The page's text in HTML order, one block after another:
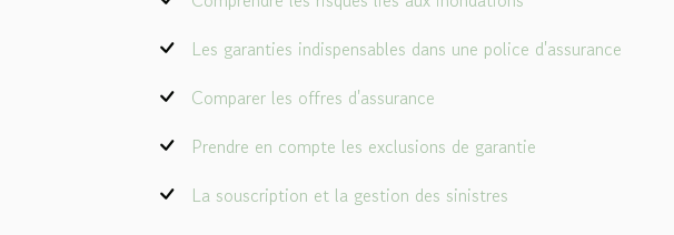
Les garanties indispensables dans une police d'assurance
Comparer les offres d'assurance
Prendre en compte les exclusions de garantie
La souscription et la gestion des sinistres